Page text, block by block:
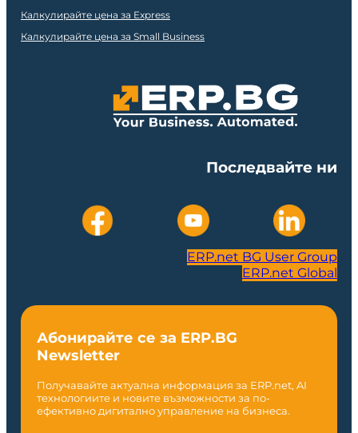
Калкулирайте цена за Express
Калкулирайте цена за Small Business
Последвайте ни
ERP.net BG User Group
ERP.net Global
Абонирайте се за ERP.BG
Newsletter
Получавайте актуална информация за ERP.net, AI
технологиите и новите възможности за по-
ефективно дигитално управление на бизнеса.